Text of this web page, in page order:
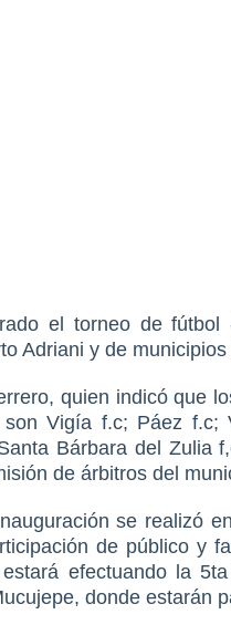
el torneo de
Adriani y de
quien indicó que
Vigía f.c; Páez f.c;
Bárbara del Zulia
de árbitros del
se realizó
de público y
efectuando la
donde estarán